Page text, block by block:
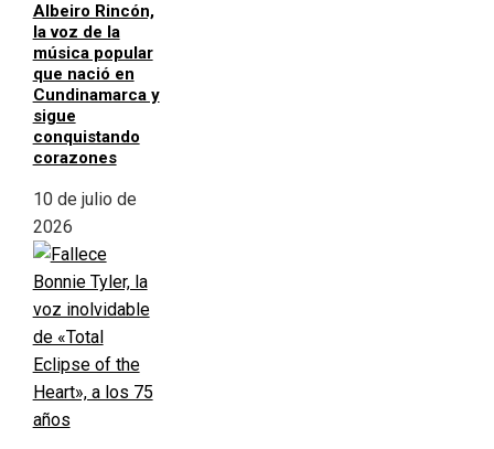
Albeiro Rincón,
la voz de la
música popular
que nació en
Cundinamarca y
sigue
conquistando
corazones
10 de julio de
2026